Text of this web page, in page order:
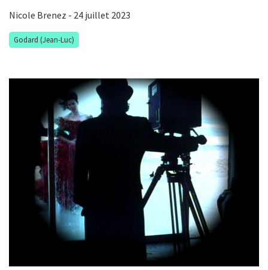
Nicole Brenez - 24 juillet 2023
Godard (Jean-Luc)